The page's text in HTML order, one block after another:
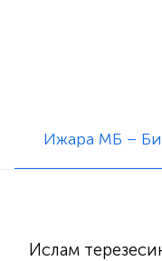
Ижара МБ –
Ислам